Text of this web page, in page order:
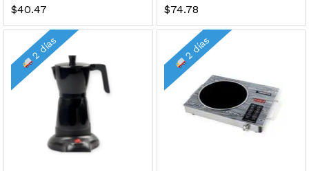
$40.47 $74.78
2 días 2 días